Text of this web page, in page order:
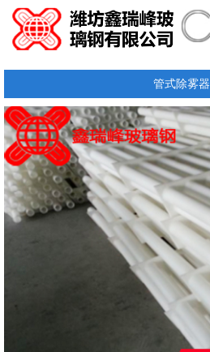
管式除雾器